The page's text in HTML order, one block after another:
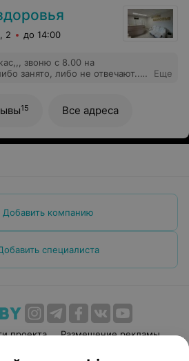
2 до 14:00
звоню с 8.00 на
занято, либо не отвечают..
Еще
15 Все адреса
Добавить компанию
специалиста
проекта
Размещение рекламы